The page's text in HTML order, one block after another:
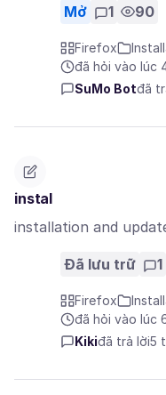
Mở 1 90
Firefox
đã hỏi vào lúc
SuMo Botđã
instal
installation and
Đã lưu trữ 1
Firefox
đã hỏi vào lúc
Kikiđã trả lời5